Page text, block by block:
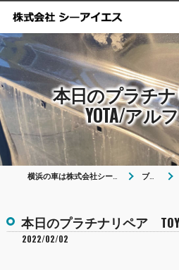
本日のプラチ
YOTA/アル
横浜の車は株式会社シーアイエス ブログ
本日のプラチナリペア
2022/02/02